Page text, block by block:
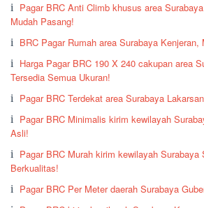
Pagar BRC Anti Climb khusus area
Mudah Pasang!
BRC Pagar Rumah area Surabaya Kenjeran,
Harga Pagar BRC 190 X 240 cakupan area
Tersedia Semua Ukuran!
Pagar BRC Terdekat area Surabaya
Pagar BRC Minimalis kirim kewilayah
Asli!
Pagar BRC Murah kirim kewilayah Surabaya
Berkualitas!
Pagar BRC Per Meter daerah Surabaya